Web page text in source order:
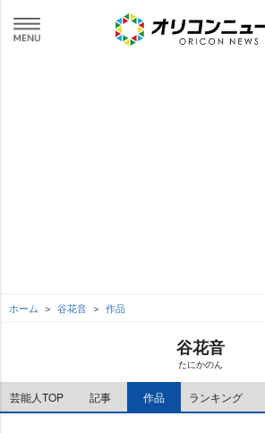
ホーム 谷花音 作品
谷花音
たにかのん
芸能人TOP 記事 作品 ランキング